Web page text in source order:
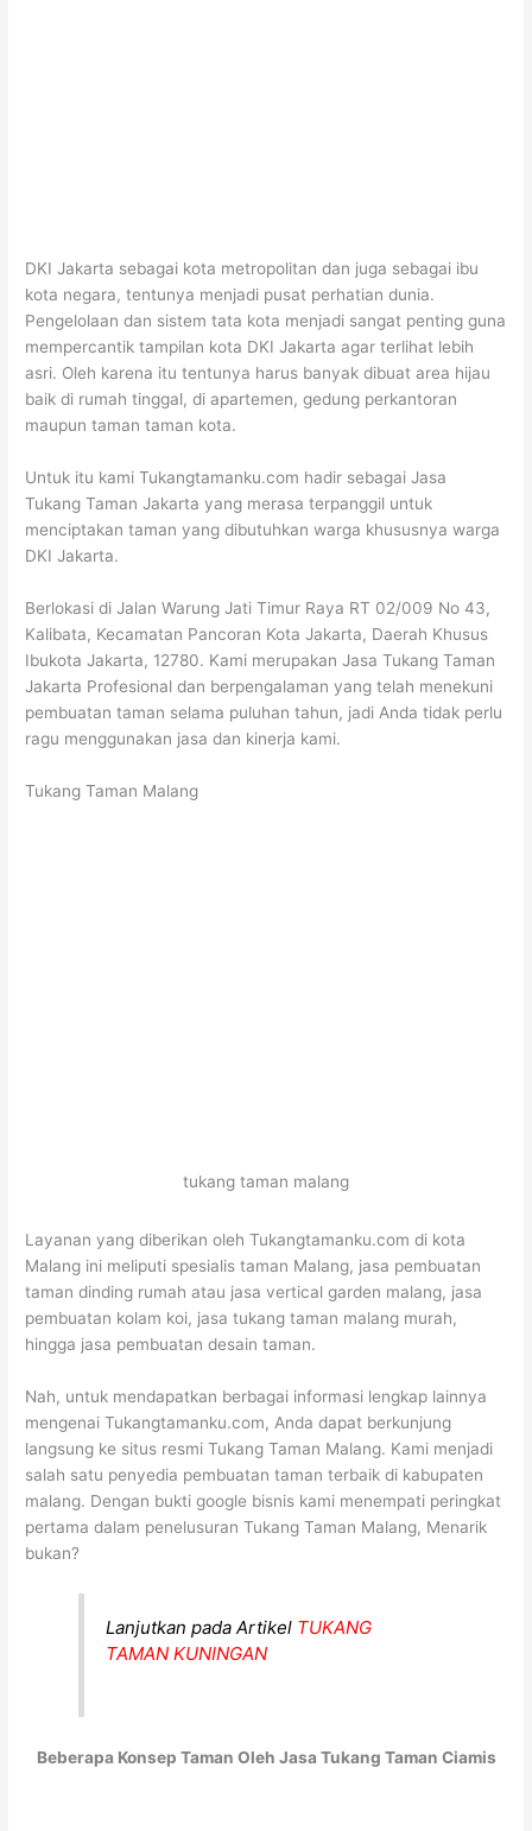
DKI Jakarta sebagai kota metropolitan dan juga sebagai ibu
kota negara, tentunya menjadi pusat perhatian dunia.
Pengelolaan dan sistem tata kota menjadi sangat penting guna
mempercantik tampilan kota DKI Jakarta agar terlihat lebih
asri. Oleh karena itu tentunya harus banyak dibuat area hijau
baik di rumah tinggal, di apartemen, gedung perkantoran
maupun taman taman kota.
Untuk itu kami Tukangtamanku.com hadir sebagai Jasa
Tukang Taman Jakarta yang merasa terpanggil untuk
menciptakan taman yang dibutuhkan warga khususnya warga
DKI Jakarta.
Berlokasi di Jalan Warung Jati Timur Raya RT 02/009 No 43,
Kalibata, Kecamatan Pancoran Kota Jakarta, Daerah Khusus
Ibukota Jakarta, 12780. Kami merupakan Jasa Tukang Taman
Jakarta Profesional dan berpengalaman yang telah menekuni
pembuatan taman selama puluhan tahun, jadi Anda tidak perlu
ragu menggunakan jasa dan kinerja kami.
Tukang Taman Malang
tukang taman malang
Layanan yang diberikan oleh Tukangtamanku.com di kota
Malang ini meliputi spesialis taman Malang, jasa pembuatan
taman dinding rumah atau jasa vertical garden malang, jasa
pembuatan kolam koi, jasa tukang taman malang murah,
hingga jasa pembuatan desain taman.
Nah, untuk mendapatkan berbagai informasi lengkap lainnya
mengenai Tukangtamanku.com, Anda dapat berkunjung
langsung ke situs resmi Tukang Taman Malang. Kami menjadi
salah satu penyedia pembuatan taman terbaik di kabupaten
malang. Dengan bukti google bisnis kami menempati peringkat
pertama dalam penelusuran Tukang Taman Malang, Menarik
bukan?
Lanjutkan pada Artikel TUKANG
TAMAN KUNINGAN
Beberapa Konsep Taman Oleh Jasa Tukang Taman Ciamis